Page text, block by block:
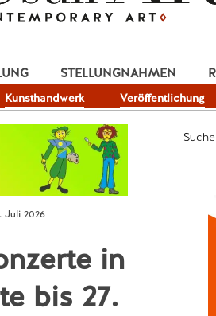
Kunsthandwerk Veröffentlichung
STELLUNGNAHMEN
Juli 2026
in
bis 27.